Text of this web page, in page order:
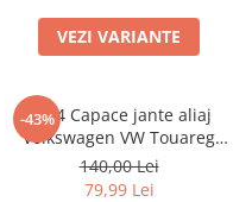
VEZI VARIANTE
-43%
Set 4 Capace jante aliaj
Volkswagen VW Touareg
7L6601149
140,00 Lei
79,99 Lei